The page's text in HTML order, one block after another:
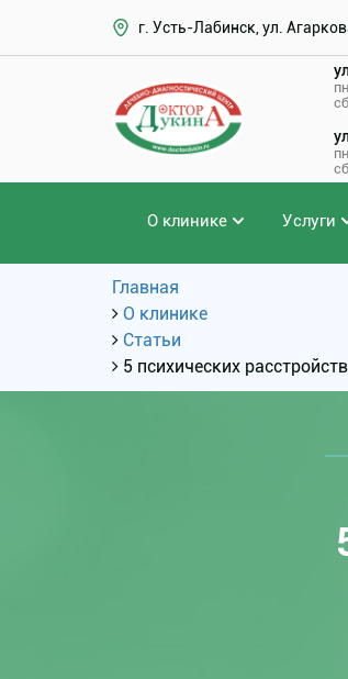
г. Усть-Лабинск, ул.
О клинике Услуги
Главная
О клинике
Статьи
5 психических